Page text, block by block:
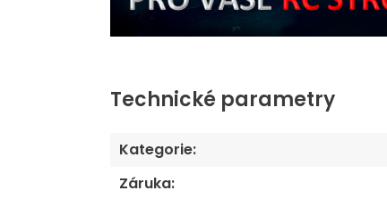
Technické parametry
Kategorie:
Záruka: